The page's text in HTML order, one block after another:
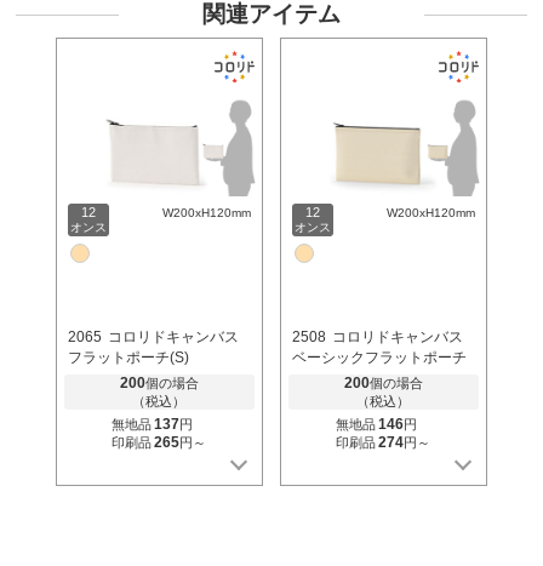
関連アイテム
12
オンス
W200xH120mm
2065 コロリドキャンバス
フラットポーチ(S)
200個の場合
（税込）
無地品 137円
印刷品 265円～
12
オンス
W200xH120mm
2508 コロリドキャンバス
ベーシックフラットポーチ
200個の場合
（税込）
無地品 146円
印刷品 274円～